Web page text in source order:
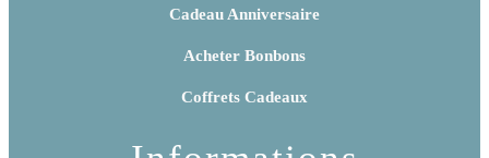
Cadeau Anniversaire
Acheter Bonbons
Coffrets Cadeaux